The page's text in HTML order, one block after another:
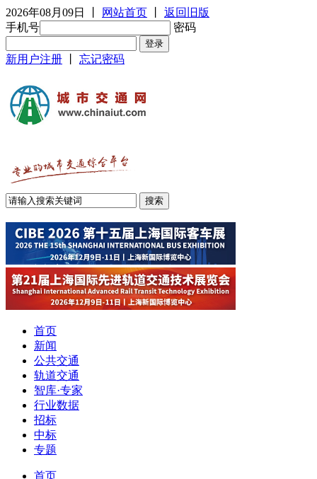
2026年08月09日 网站首页
返回旧版
手机号
密码
新用户注册 忘记密码
首页
新闻
公共交通
轨道交通
智库·专家
行业数据
招标
中标
专题
首页